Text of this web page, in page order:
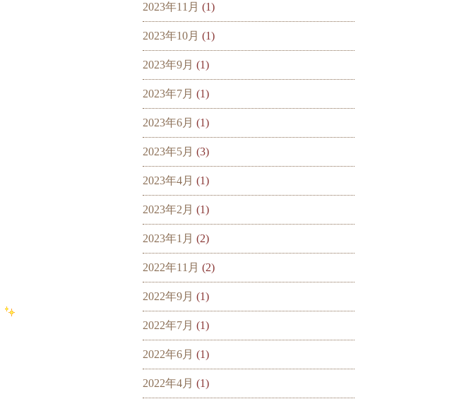
2023年11月 (1)
2023年10月 (1)
2023年9月 (1)
2023年7月 (1)
2023年6月 (1)
2023年5月 (3)
2023年4月 (1)
2023年2月 (1)
2023年1月 (2)
2022年11月 (2)
2022年9月 (1)
2022年7月 (1)
2022年6月 (1)
2022年4月 (1)